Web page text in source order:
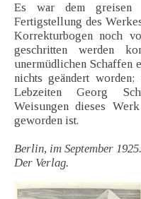
Es war dem greisen
Fertigstellung des
Korrekturbogen noch
geschritten werden
unermüdlichen Schaffen
nichts geändert
Lebzeiten Georg
Weisungen dieses
geworden ist.
Berlin, im September 1925.
Der Verlag.